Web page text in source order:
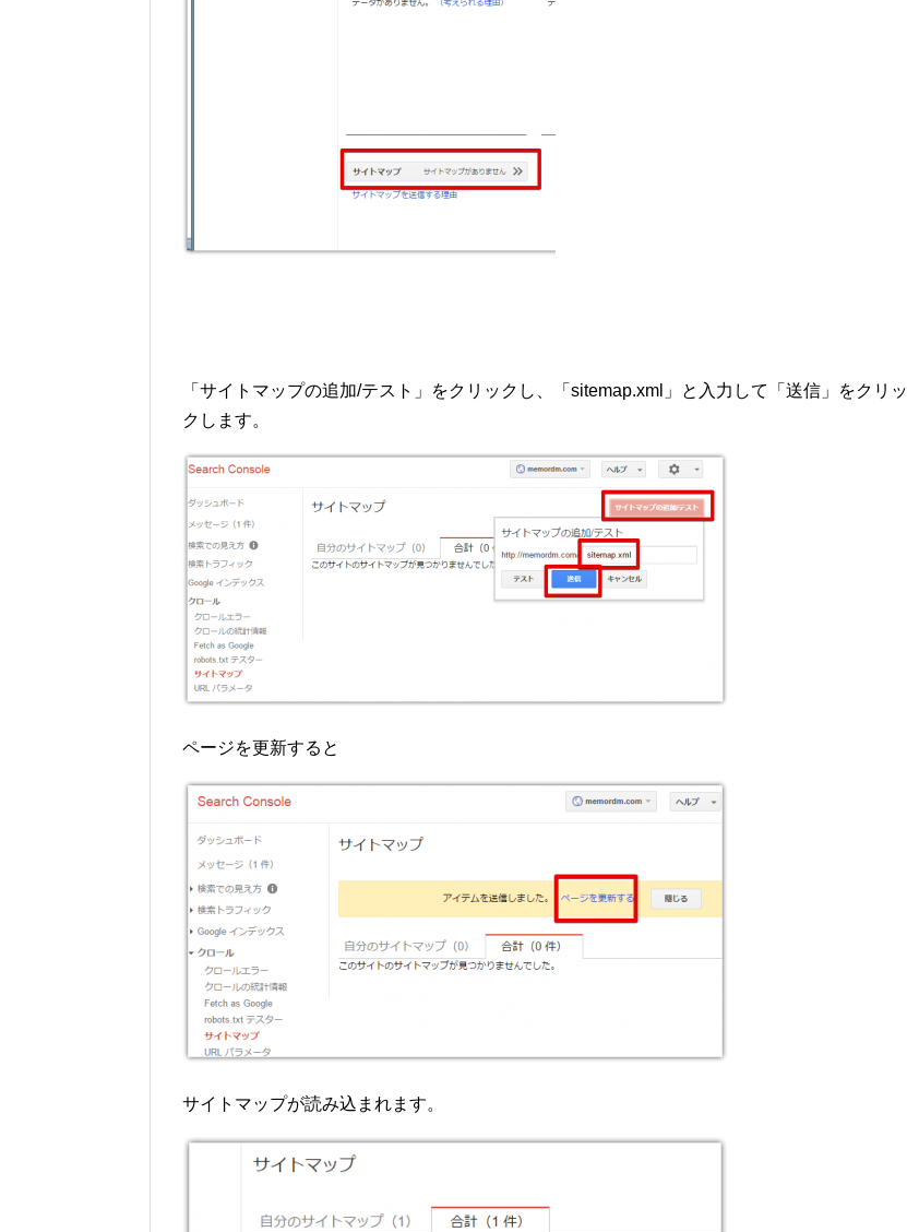
「サイトマップの追加/テスト」をクリックし、「sitemap.xml」と入力して「送信」をクリッ
クします。
ページを更新すると
サイトマップが読み込まれます。